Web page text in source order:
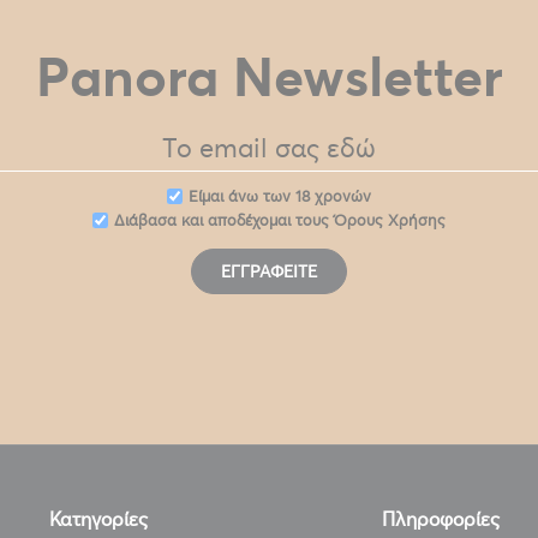
Panora Newsletter
Eίμαι άνω των 18 χρονών
Διάβασα και αποδέχομαι τουςΌρους Χρήσης
ΕΓΓΡΑΦΕΊΤΕ
Κατηγορίες Πληροφορίες